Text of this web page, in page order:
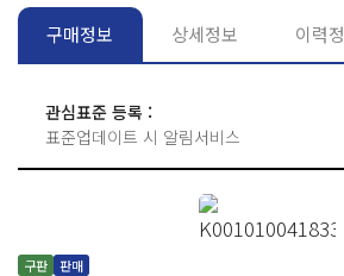
구매정보 상세정보 이력
관심표준 등록 :
표준업데이트 시 알림서비스
구판 판매